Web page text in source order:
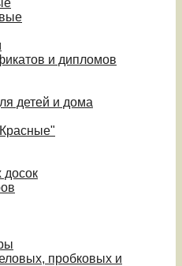
и дипломов
детей и дома
досок
пробковых и